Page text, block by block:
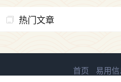
热门文章
首页 易用